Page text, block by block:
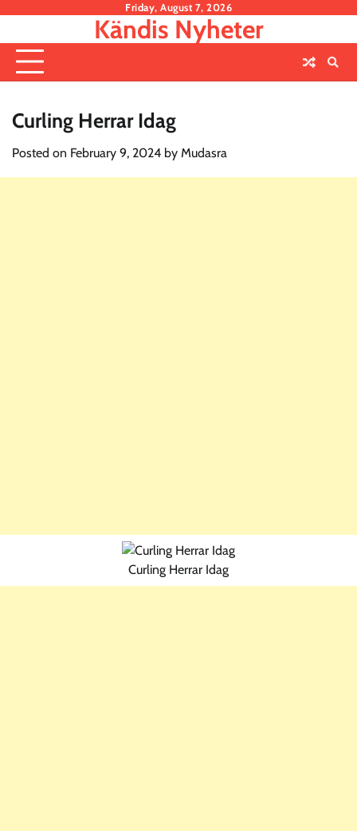
content
Friday, August 7, 2026
Kändis Nyheter
Curling Herrar Idag
Posted on February 9, 2024 by Mudasra
Curling Herrar Idag